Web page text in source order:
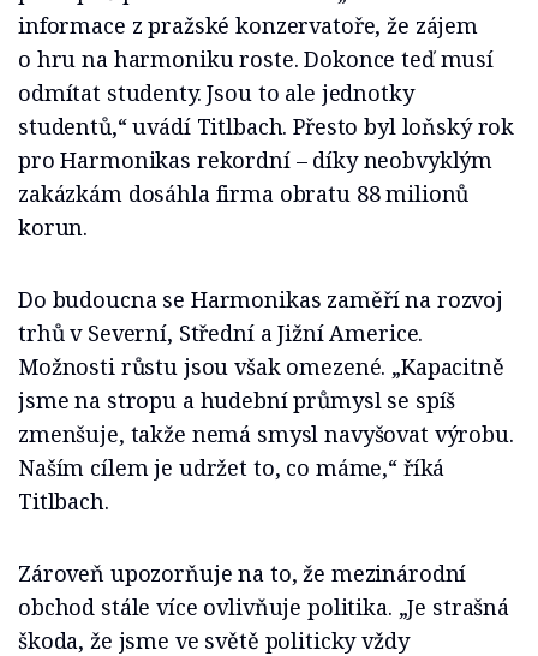
informace z pražské konzervatoře, že zájem
o hru na harmoniku roste. Dokonce teď musí
odmítat studenty. Jsou to ale jednotky
studentů,“ uvádí Titlbach. Přesto byl loňský rok
pro Harmonikas rekordní – díky neobvyklým
zakázkám dosáhla firma obratu 88 milionů
korun.
Do budoucna se Harmonikas zaměří na rozvoj
trhů v Severní, Střední a Jižní Americe.
Možnosti růstu jsou však omezené. „Kapacitně
jsme na stropu a hudební průmysl se spíš
zmenšuje, takže nemá smysl navyšovat výrobu.
Naším cílem je udržet to, co máme,“ říká
Titlbach.
Zároveň upozorňuje na to, že mezinárodní
obchod stále více ovlivňuje politika. „Je strašná
škoda, že jsme ve světě politicky vždy